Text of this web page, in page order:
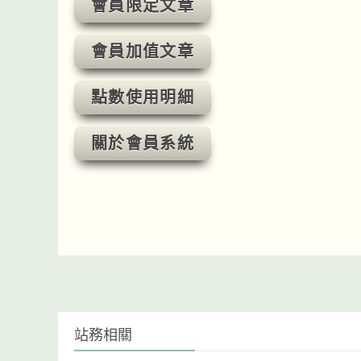
會員限定文章
會員加值文章
點數使用明細
關於會員系統
站務相關